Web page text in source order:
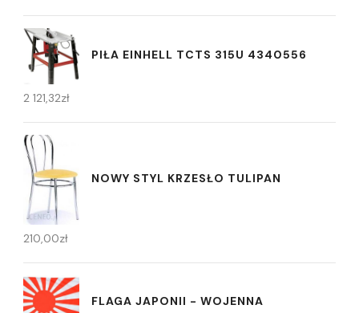
PIŁA EINHELL TCTS 315U 4340556
2 121,32zł
NOWY STYL KRZESŁO TULIPAN
210,00zł
FLAGA JAPONII - WOJENNA